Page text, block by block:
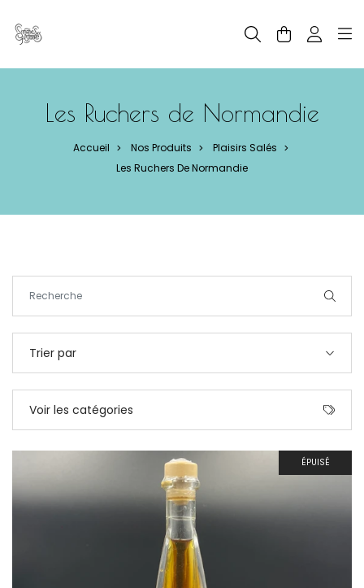
Les Ruchers de Normandie
Accueil > Nos Produits > Plaisirs Salés >
Les Ruchers De Normandie
Trier par
Voir les catégories
ÉPUISÉ